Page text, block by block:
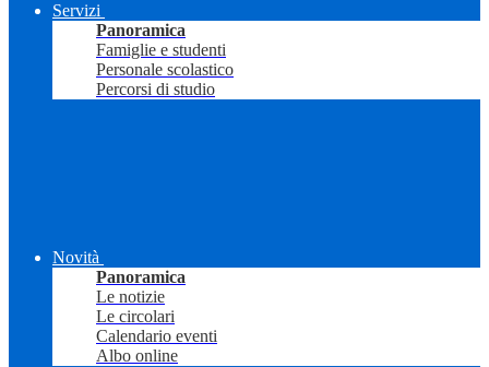
Servizi
Panoramica
Famiglie e studenti
Personale scolastico
Percorsi di studio
Novità
Panoramica
Le notizie
Le circolari
Calendario eventi
Albo online